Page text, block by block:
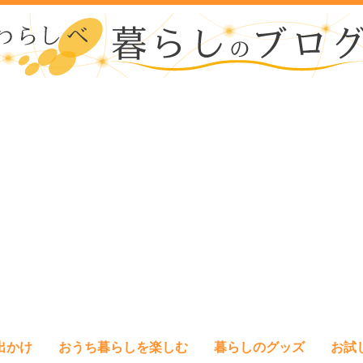
かけ おうち暮らしを楽しむ 暮らしのグッズ お試